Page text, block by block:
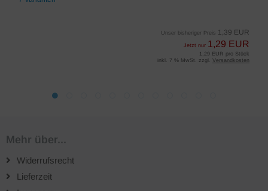
Unser bisheriger Preis 1,39 EUR
Jetzt nur 1,29 EUR
1,29 EUR pro Stück
inkl. 7 % MwSt. zzgl. Versandkosten
Mehr über...
Widerrufsrecht
Lieferzeit